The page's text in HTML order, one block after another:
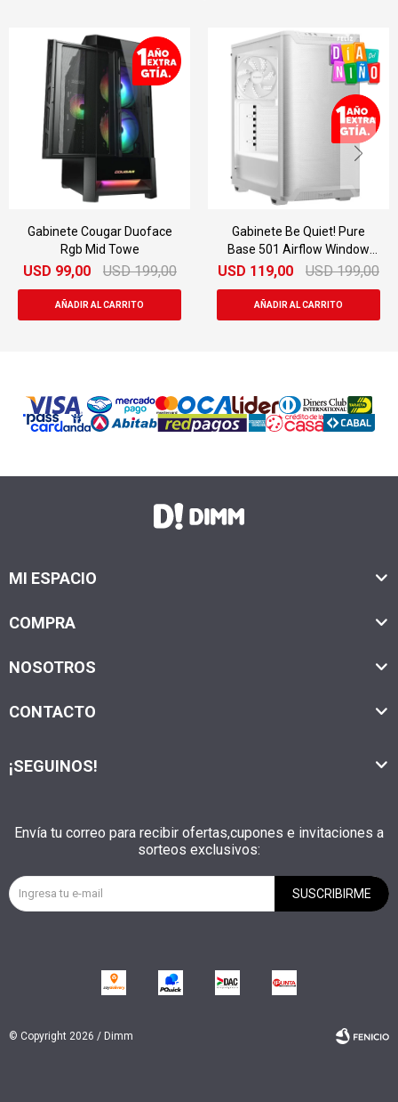
Gabinete Cougar Duoface
Rgb Mid Towe
USD 99,00 USD 199,00
Gabinete Be Quiet! Pure
Base 501 Airflow Window
Blanco
USD 119,00 USD 199,00
MI ESPACIO
COMPRA
NOSOTROS
CONTACTO
Envía tu correo para recibir ofertas,cupones e invitaciones a
sorteos exclusivos:
SUSCRIBIRME
¡SEGUINOS!
© Copyright 2026 / Dimm